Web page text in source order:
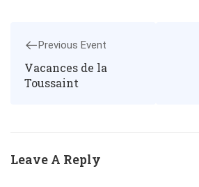
Previous Event
Vacances de la
Toussaint
Leave A Reply